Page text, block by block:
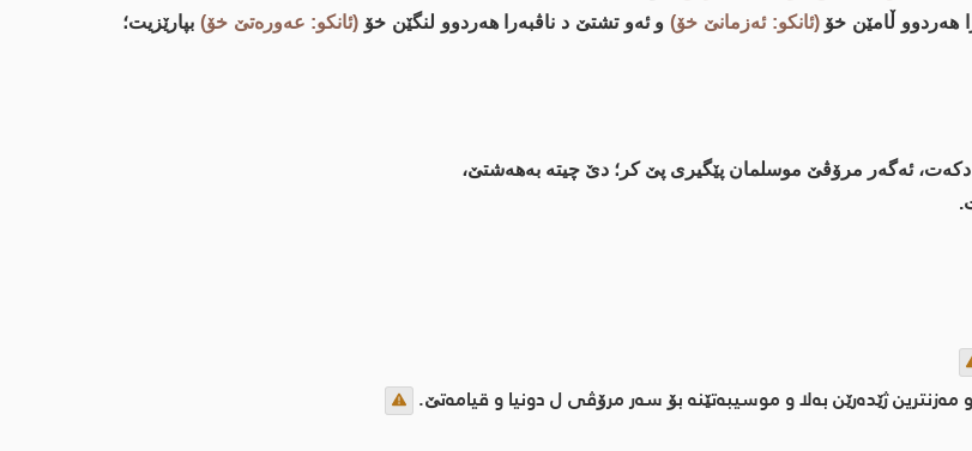
هه‌ردوو ڵامێن خۆ(ئانكو: ئه‌زمانێ خۆ) و ئه‌و تشتێ د ناڤبه‌را هه‌ردوو لنگێن خۆ (ئانكو: عه‌وره‌تێ خۆ) بپارێزیت؛
ئه‌گه‌ر مرۆڤێ موسلمان پێگیری پێ كر؛ دێ چیته‌ به‌هه‌شتێ،
ژێده‌رێن به‌لا و موسیبه‌تێنه‌ بۆ سه‌ر مرۆڤی ل دونیا و قیامه‌تێ.